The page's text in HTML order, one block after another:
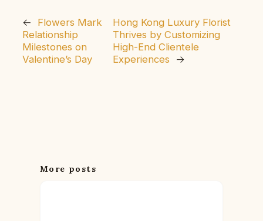
←
Flowers Mark
Relationship
Milestones on
Valentine’s Day
Hong Kong Luxury Florist
Thrives by Customizing
High-End Clientele
Experiences
→
More posts